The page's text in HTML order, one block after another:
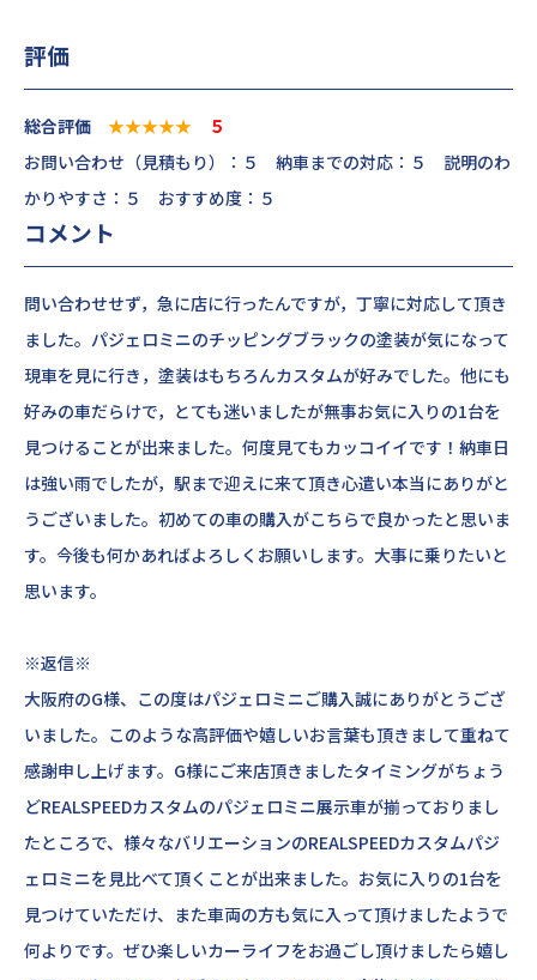
評価
総合評価 ★★★★★
５
お問い合わせ（見積もり）：５ 納車までの対応：５ 説明のわ
かりやすさ：５ おすすめ度：５
コメント
問い合わせせず，急に店に行ったんですが，丁寧に対応して頂き
ました。パジェロミニのチッピングブラックの塗装が気になって
現車を見に行き，塗装はもちろんカスタムが好みでした。他にも
好みの車だらけで，とても迷いましたが無事お気に入りの1台を
見つけることが出来ました。何度見てもカッコイイです！納車日
は強い雨でしたが，駅まで迎えに来て頂き心遣い本当にありがと
うございま した。初めての車の購入がこちらで良かったと思いま
す。今後も何かあればよろしくお願いします。大事に乗りたいと
思います。
※返信※
大阪府のG様、この度はパジェロミニご購入誠にありがとうござ
いました。このような高評価や嬉しいお言葉も頂きまして重ねて
感謝申し上げます。G様にご来店頂きましたタイミングがちょう
どREALSPEEDカスタムのパジェロミニ展示車が揃っておりまし
たところで、様々なバリエーションのREALSPEEDカスタムパジ
ェロミニを見比べて頂くことが出来ました。お気に入りの1台を
見つけていただけ、また車両の方も気に入って頂けましたようで
何よりです。ぜひ楽しいカーライフをお過ごし頂けましたら嬉し